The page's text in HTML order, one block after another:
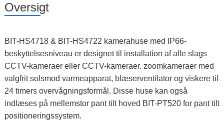
Oversigt
BIT-HS4718 & BIT-HS4722 kamerahuse med IP66-
beskyttelsesniveau er designet til installation af alle slags
CCTV-kameraer eller CCTV-kameraer. zoomkameraer med
valgfrit solsmod varmeapparat, blæserventilator og viskere til
24 timers overvågningsformål. Disse huse kan også
indlæses på mellemstor pant tilt hoved BIT-PT520 for pant tilt
positioneringssystem.